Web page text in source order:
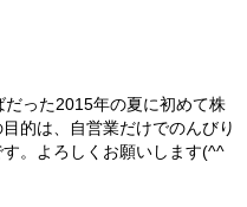
だった2015年の夏に初めて株
的は、自営業だけでのんびり
。よろしくお願いします(^^